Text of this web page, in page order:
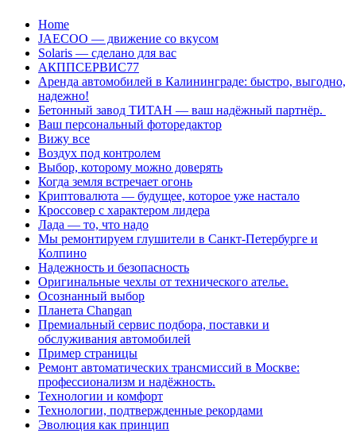
Перейти
содержанию
Home
JAECOO — движение со вкусом
Solaris — сделано для вас
АКППСЕРВИС77
Аренда автомобилей в Калининграде: быстро, выгодно,
надежно!
Бетонный завод ТИТАН — ваш надёжный партнёр.
Ваш персональный фоторедактор
Вижу все
Воздух под контролем
Выбор, которому можно доверять
Когда земля встречает огонь
Криптовалюта — будущее, которое уже настало
Кроссовер с характером лидера
Лада — то, что надо
Мы ремонтируем глушители в Санкт-Петербурге и
Колпино
Надежность и безопасность
Оригинальные чехлы от технического ателье.
Осознанный выбор
Планета Changan
Премиальный сервис подбора, поставки и
обслуживания автомобилей
Пример страницы
Ремонт автоматических трансмиссий в Москве:
профессионализм и надёжность.
Технологии и комфорт
Технологии, подтвержденные рекордами
Эволюция как принцип